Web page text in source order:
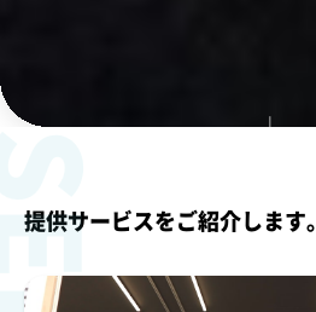
提供サービスをご紹介します。